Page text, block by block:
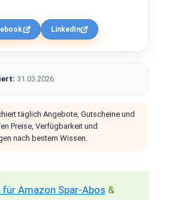
LinkedIn
31.03.2026
täglich Angebote, Gutscheine und
Preise, Verfügbarkeit und
nach bestem Wissen.
Amazon Spar-Abos &